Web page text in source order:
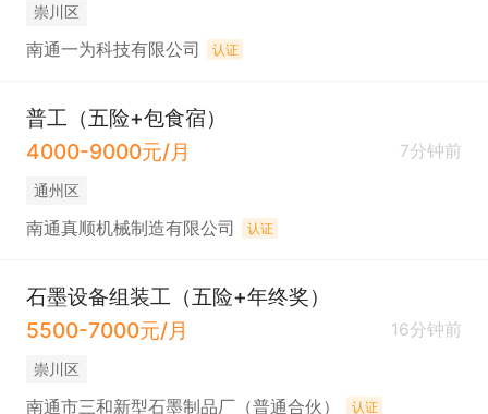
崇川区
南通一为科技有限公司 认证
普工（五险+包食宿）
4000-9000元/月
7分钟前
通州区
南通真顺机械制造有限公司 认证
石墨设备组装工（五险+年终奖）
5500-7000元/月
16分钟前
崇川区
南通市三和新型石墨制品厂（普通合伙） 认证